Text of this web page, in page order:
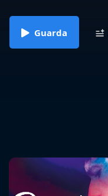
Guarda